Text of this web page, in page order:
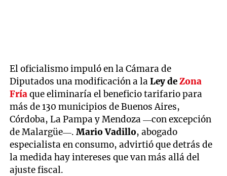
El oficialismo impuló en la Cámara de
Diputados una modificación a la Ley deZona
Fríaque eliminaría el beneficio tarifario para
más de 130 municipios de Buenos Aires,
Córdoba, La Pampa y Mendoza —con excepción
de Malargüe—.Mario Vadillo, abogado
especialista en consumo, advirtió que detrás de
la medida hay intereses que van más allá del
ajuste fiscal.